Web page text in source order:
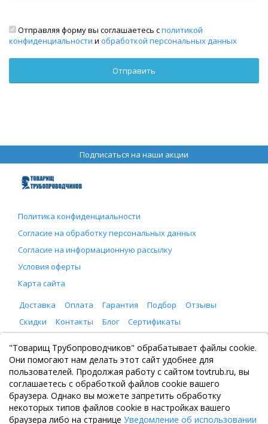
Отправляя форму вы соглашаетесь сполитикой
конфиденциальности и обработкой персональных данных
Подписаться на наши акции
Политика конфиденциальности
Согласие на обработку персональных данных
Согласие на информационную рассылку
Условия оферты
Карта сайта
Доставка
Оплата Гарантия Подбор
Отзывы
Скидки
Контакты Блог Сертификаты
ООО "Товарищ Трубопроводчиков"
Москва, Рязанский проспект 8, с. 2
+7 (495) 065-46-75
zakaz@tovtrub.ru
09:00-17:00 ПН-ПТ
Склад: Москва, Рязанский проспект 8, с. 2
"Товарищ Трубопроводчиков" обрабатывает файлы cookie.
Они помогают нам делать этот сайт удобнее для
пользователей. Продолжая работу с сайтом tovtrub.ru, вы
соглашаетесь с обработкой файлов cookie вашего
браузера. Однако вы можете запретить обработку
некоторых типов файлов cookie в настройках вашего
браузера либо на странице Уведомление об использовании